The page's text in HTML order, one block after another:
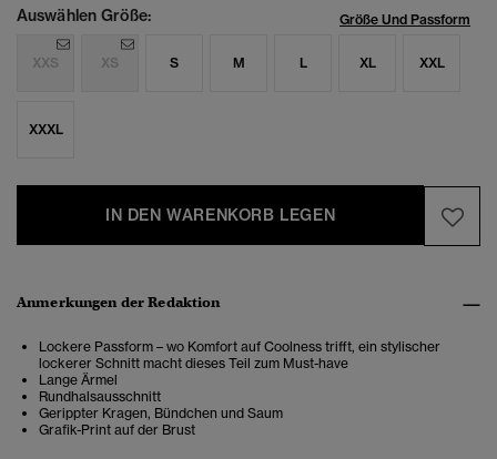
Auswählen Größe: Größe Und Passform
XXS XS S M L XL XXL
XXXL
IN DEN WARENKORB LEGEN
Anmerkungen der Redaktion
Lockere Passform – wo Komfort auf Coolness trifft, ein stylischer
lockerer Schnitt macht dieses Teil zum Must-have
Lange Ärmel
Rundhalsausschnitt
Gerippter Kragen, Bündchen und Saum
Grafik-Print auf der Brust